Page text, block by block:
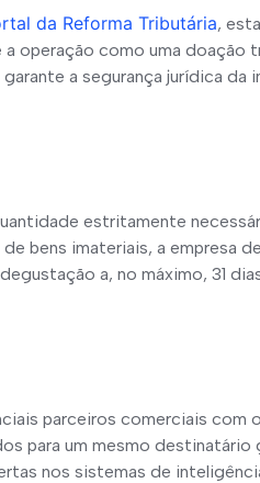
Base de INSS
Contábil
Previdenciária
da Reforma Tributária,
operação como uma doação
a segurança jurídica da
estritamente
bens imateriais, a empresa
a, no máximo, 31
parceiros comerciais com
para um mesmo destinatário
nos sistemas de